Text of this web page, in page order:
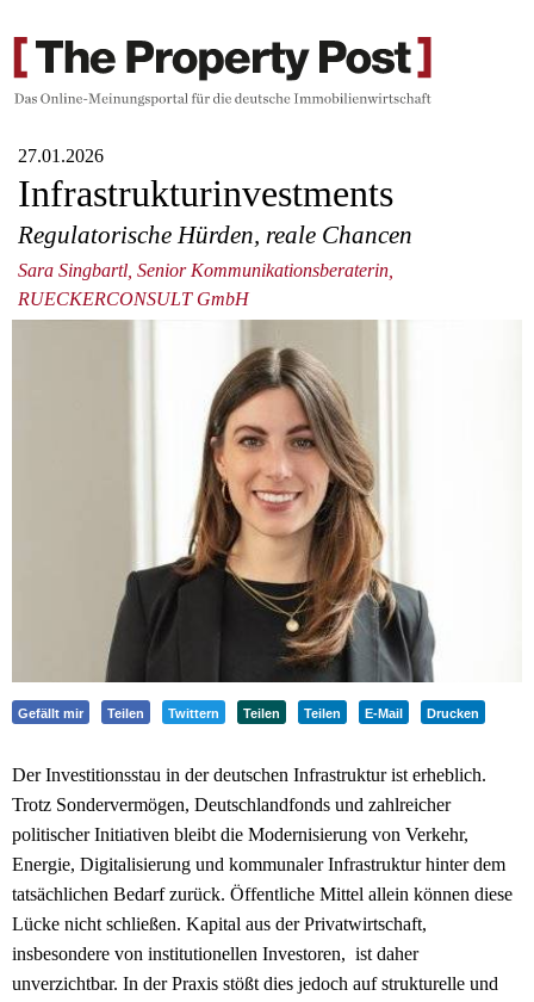
27.01.2026
Infrastrukturinvestments
Regulatorische Hürden, reale Chancen
Sara Singbartl, Senior Kommunikationsberaterin,
RUECKERCONSULT GmbH
Gefällt mir Teilen Twittern Teilen Teilen E-Mail Drucken
Der Investitionsstau in der deutschen Infrastruktur ist erheblich.
Trotz Sondervermögen, Deutschlandfonds und zahlreicher
politischer Initiativen bleibt die Modernisierung von Verkehr,
Energie, Digitalisierung und kommunaler Infrastruktur hinter dem
tatsächlichen Bedarf zurück. Öffentliche Mittel allein können diese
Lücke nicht schließen. Kapital aus der Privatwirtschaft,
insbesondere von institutionellen Investoren, ist daher
unverzichtbar. In der Praxis stößt dies jedoch auf strukturelle und